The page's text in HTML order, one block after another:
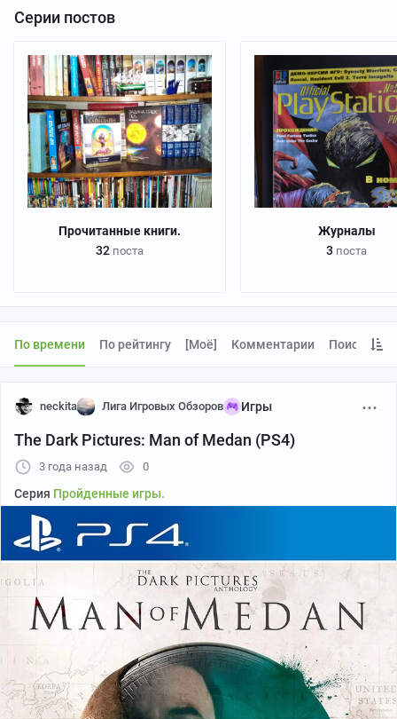
Серии постов
Прочитанные книги.
32 поста
Журналы
3 поста
По времени По рейтингу [моё] Комментарии Поиск
neckita Лига Игровых Обзоров Игры
The Dark Pictures: Man of Medan (PS4)
3 года назад 0
Серия Пройденные игры.